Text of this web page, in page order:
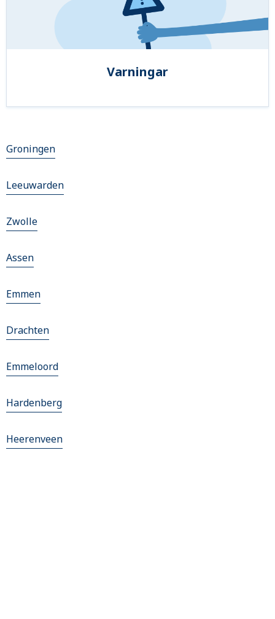
Varningar
Groningen
Leeuwarden
Zwolle
Assen
Emmen
Drachten
Emmeloord
Hardenberg
Heerenveen